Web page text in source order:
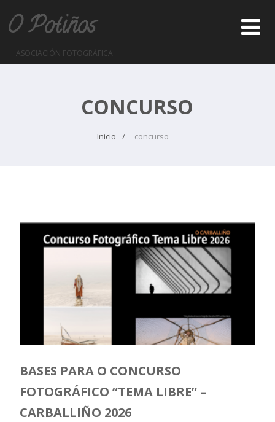
O Potiños
ASOCIACIÓN FOTOGRÁFICA
CONCURSO
Inicio concurso
BASES PARA O CONCURSO
FOTOGRÁFICO “TEMA LIBRE” –
CARBALLIÑO 2026